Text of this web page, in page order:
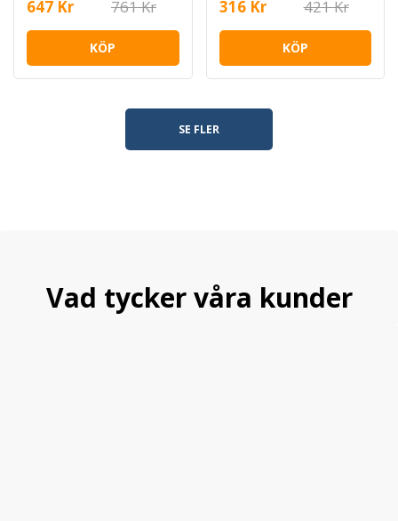
647 Kr 761 Kr
KÖP
316 Kr 421 Kr
KÖP
SE FLER
Vad tycker våra kunder